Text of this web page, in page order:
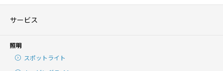
サービス
照明
スポットライト